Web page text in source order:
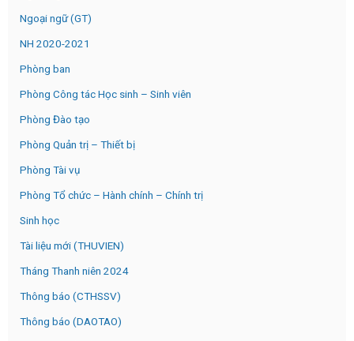
Ngoại ngữ (GT)
NH 2020-2021
Phòng ban
Phòng Công tác Học sinh – Sinh viên
Phòng Đào tạo
Phòng Quản trị – Thiết bị
Phòng Tài vụ
Phòng Tổ chức – Hành chính – Chính trị
Sinh học
Tài liệu mới (THUVIEN)
Tháng Thanh niên 2024
Thông báo (CTHSSV)
Thông báo (DAOTAO)